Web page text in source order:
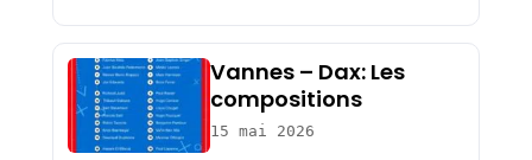
Vannes – Dax: Les
compositions
15 mai 2026